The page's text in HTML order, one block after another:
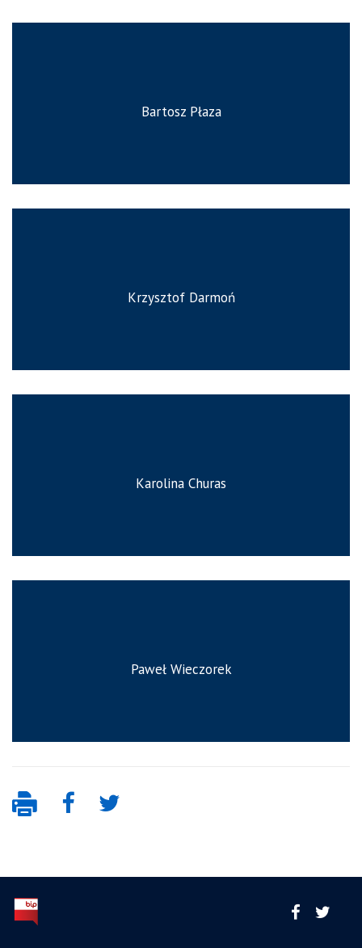
Bartosz Płaza
Krzysztof Darmoń
Karolina Churas
Paweł Wieczorek